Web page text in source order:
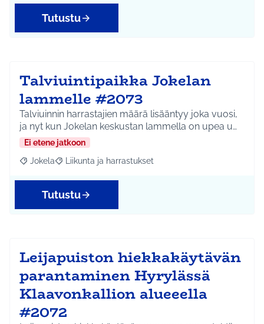
Tutustu
Talviuintipaikka Jokelan
lammelle #2073
Talviuinnin harrastajien määrä lisääntyy joka vuosi,
ja nyt kun Jokelan keskustan lammella on upea u…
Ei etene jatkoon
Rajaa tulokset aihepiirin mukaan: Jokela
Jokela Rajaa tulokset teeman mukaan: Liikunta ja
Liikunta ja harrastukset
Tutustu
Leijapuiston hiekkakäytävän
parantaminen Hyrylässä
Klaavonkallion alueeella
#2072